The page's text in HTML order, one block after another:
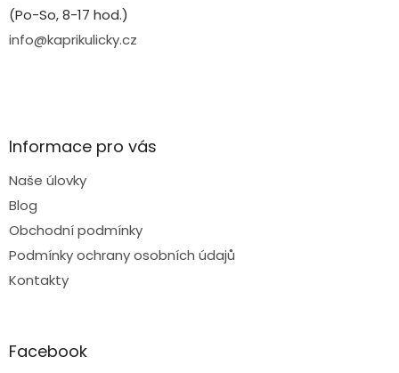
(Po-So, 8-17 hod.)
info@kaprikulicky.cz
Informace pro vás
Naše úlovky
Blog
Obchodní podmínky
Podmínky ochrany osobních údajů
Kontakty
Facebook